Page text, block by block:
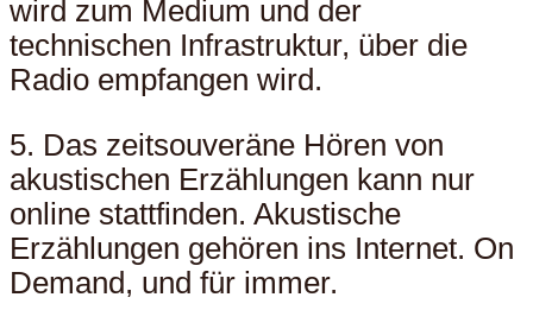
wird zum Medium und der
technischen Infrastruktur, über die
Radio empfangen wird.
5. Das zeitsouveräne Hören von
akustischen Erzählungen kann nur
online stattfinden. Akustische
Erzählungen gehören ins Internet. On
Demand, und für immer.